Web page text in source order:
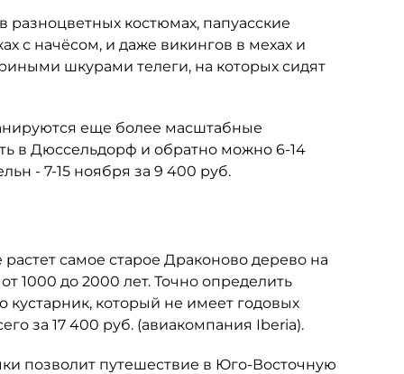
разноцветных костюмах, папуасские
с начёсом, и даже викингов в мехах и
шкурами телеги, на которых сидят
еще более масштабные
в Дюссельдорф и обратно можно 6-14
- 7-15 ноября за 9 400 руб.
самое старое Драконово дерево на
1000 до 2000 лет. Точно определить
кустарник, который не имеет годовых
за 17 400 руб. (авиакомпания Iberia).
позволит путешествие в Юго-Восточную